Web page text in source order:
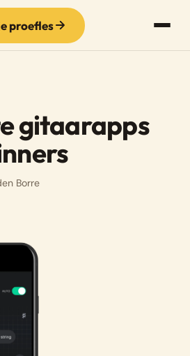
proefles
gitaarapps
Borre